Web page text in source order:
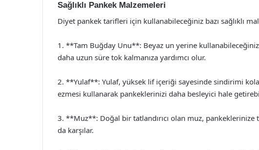
Sağlıklı Pankek Malzemeleri
Diyet pankek tarifleri için kullanabileceğiniz bazı sağlıklı
1. **Tam Buğday Unu**: Beyaz un yerine
daha uzun süre tok kalmanıza yardımcı olur.
2. **Yulaf**: Yulaf, yüksek lif içeriği sayesinde sindirimi
ezmesi kullanarak pankeklerinizi daha besleyici hale
3. **Muz**: Doğal bir tatlandırıcı olan muz, pankeklerinize
da karşılar.